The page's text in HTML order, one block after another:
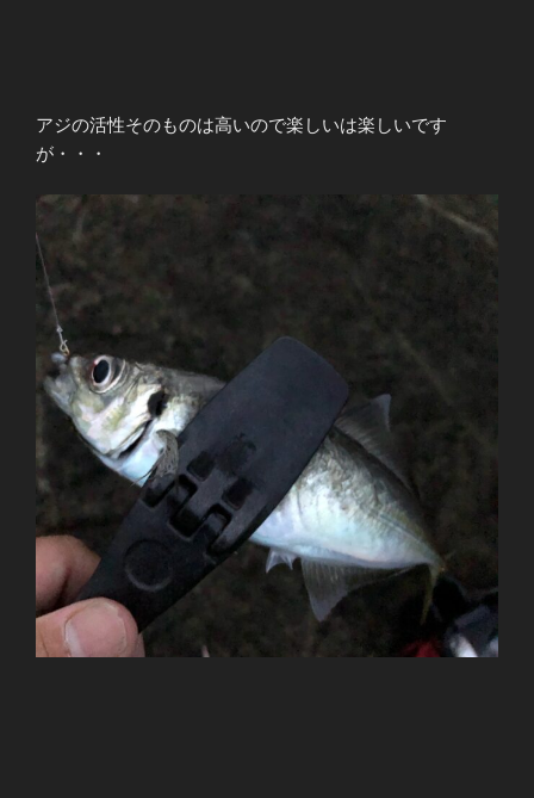
アジの活性そのものは高いので楽しいは楽しいです
が・・・